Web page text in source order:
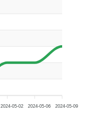
2024-05-02 2024-05-06 2024-05-09